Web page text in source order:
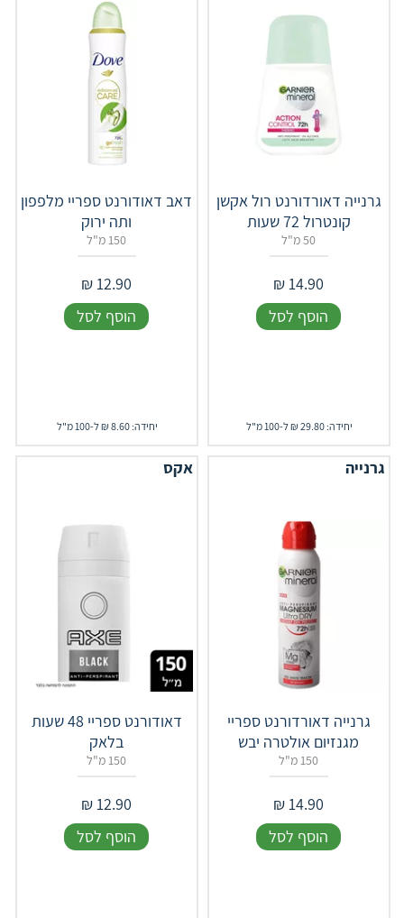
גרנייה דאורדורנט רול אקשן
קונטרול 72 שעות
50 מ"ל
14.90
₪
הוסף לסל
יחידה: 29.80 ₪ ל-100 מ"ל
דאב דאודורנט ספריי מלפפון
ותה ירוק
150 מ"ל
12.90
₪
הוסף לסל
יחידה: 8.60 ₪ ל-100 מ"ל
גרנייה
גרנייה דאורדורנט ספריי
מגנזיום אולטרה יבש
150 מ"ל
14.90
₪
הוסף לסל
אקס
דאודורנט ספריי 48 שעות
בלאק
150 מ"ל
12.90
₪
הוסף לסל